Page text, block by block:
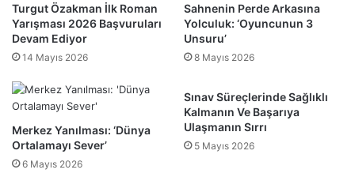
Turgut Özakman İlk Roman
Yarışması 2026 Başvuruları
Devam Ediyor
14 Mayıs 2026
Sahnenin Perde Arkasına
Yolculuk: ‘Oyuncunun 3
Unsuru’
8 Mayıs 2026
Merkez Yanılması: ‘Dünya
Ortalamayı Sever’
6 Mayıs 2026
Sınav Süreçlerinde Sağlıklı
Kalmanın Ve Başarıya
Ulaşmanın Sırrı
5 Mayıs 2026